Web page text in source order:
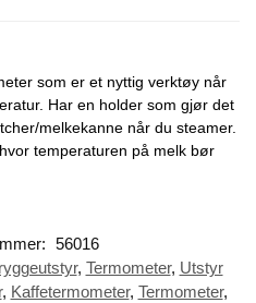
som er et nyttig verktøy når
Har en holder som gjør det
melkekanne når du steamer.
temperaturen på melk bør
56016
, Termometer, Utstyr
, Kaffetermometer, Termometer,